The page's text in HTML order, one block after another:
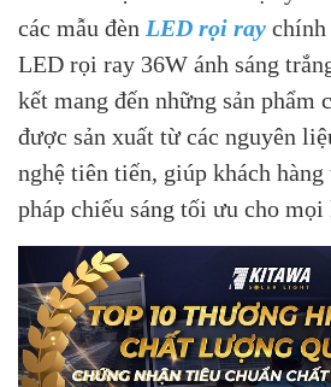
các mẫu đèn LED rọi ray chính
LED rọi ray 36W ánh sáng
kết mang đến những sản phẩm
được sản xuất từ các nguyên
nghệ tiên tiến, giúp khách
pháp chiếu sáng tối ưu cho mọi